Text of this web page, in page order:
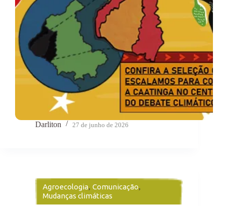
Darliton 27 de junho de 2026
Agroecologia, Comunicação,
Mudanças climáticas